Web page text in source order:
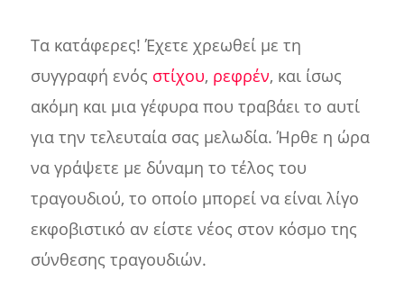
Τα κατάφερες! Έχετε χρεωθεί με τη
συγγραφή ενός στίχου, ρεφρέν, και ίσως
ακόμη και μια γέφυρα που τραβάει το αυτί
για την τελευταία σας μελωδία. Ήρθε η ώρα
να γράψετε με δύναμη το τέλος του
τραγουδιού, το οποίο μπορεί να είναι λίγο
εκφοβιστικό αν είστε νέος στον κόσμο της
σύνθεσης τραγουδιών.